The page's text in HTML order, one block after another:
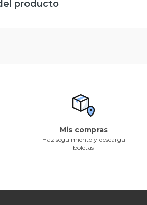
producto
Mis compras
Haz seguimiento y descarga
boletas